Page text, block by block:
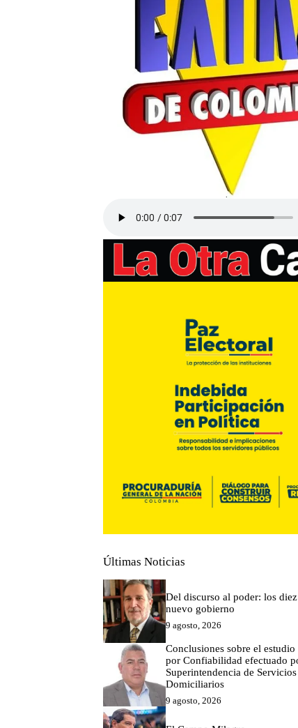
Últimas Noticias
Del discurso al poder: los
nuevo gobierno
9 agosto, 2026
Conclusiones sobre el estudio
por Confiabilidad efectuado
Superintendencia de
Domiciliarios
9 agosto, 2026